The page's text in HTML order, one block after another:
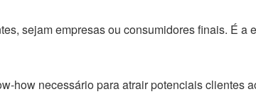
sejam empresas ou consumidores finais. É a
how necessário para atrair potenciais clientes